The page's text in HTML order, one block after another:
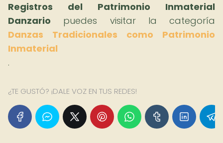
Registros del Patrimonio Inmaterial
Danzario puedes visitar la categoría
Danzas Tradicionales como Patrimonio
Inmaterial
.
¿TE GUSTÓ? ¡DALE VOZ EN TUS REDES!